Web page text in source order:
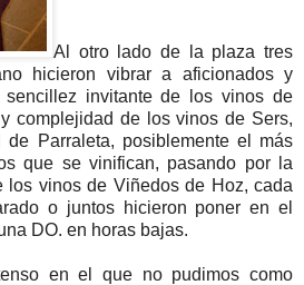
Al otro lado de la plaza tres
hicieron vibrar a aficionados y
invitante de los vinos de
complejidad de los vinos de Sers,
de Parraleta, posiblemente el más
que se vinifican, pasando por la
los vinos de Viñedos de Hoz, cada
o juntos hicieron poner en el
DO. en horas bajas.
en el que no pudimos como